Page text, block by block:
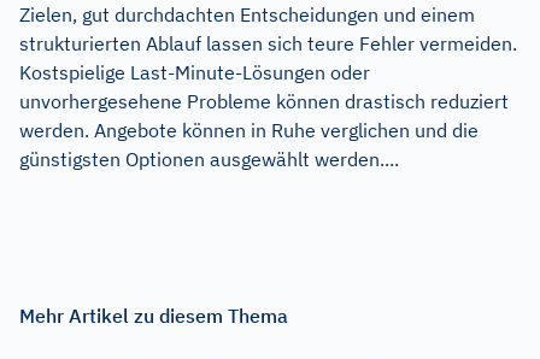
Zielen, gut durchdachten Entscheidungen und einem
strukturierten Ablauf lassen sich teure Fehler vermeiden.
Kostspielige Last-Minute-Lösungen oder
unvorhergesehene Probleme können drastisch reduziert
werden. Angebote können in Ruhe verglichen und die
günstigsten Optionen ausgewählt werden....
Mehr Artikel zu diesem Thema